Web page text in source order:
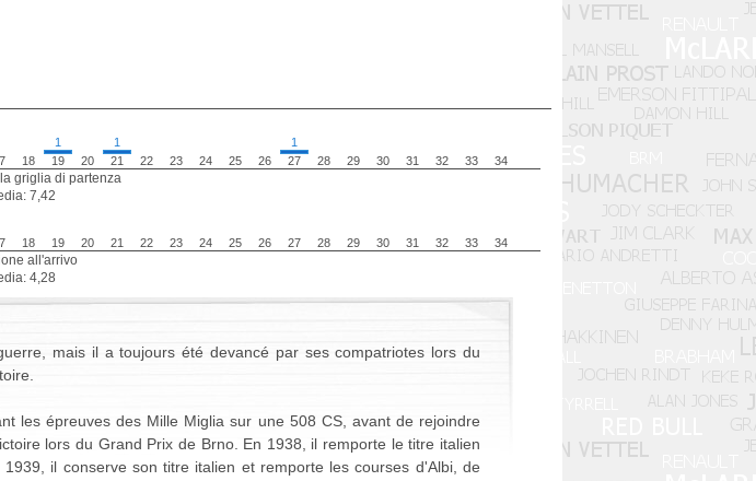
18
1
19
20
1
21
22 23 24 25 26
1
27
28 29 30 31 32 33 34
griglia di partenza
7,42
18 19 20 21 22 23 24 25 26 27 28 29 30 31 32 33 34
all'arrivo
4,28
mais il a toujours été devancé par ses compatriotes lors du
les épreuves des Mille Miglia sur une 508 CS, avant de rejoindre
lors du Grand Prix de Brno. En 1938, il remporte le titre italien
il conserve son titre italien et remporte les courses d'Albi, de